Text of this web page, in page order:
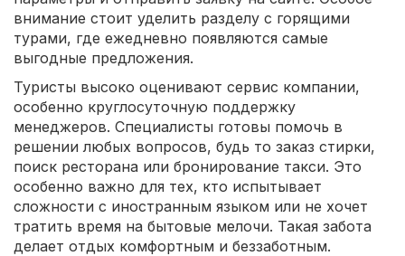
внимание стоит уделить разделу с горящими
турами, где ежедневно появляются самые
выгодные предложения.
Туристы высоко оценивают сервис компании,
особенно круглосуточную поддержку
менеджеров. Специалисты готовы помочь в
решении любых вопросов, будь то заказ стирки,
поиск ресторана или бронирование такси. Это
особенно важно для тех, кто испытывает
сложности с иностранным языком или не хочет
тратить время на бытовые мелочи. Такая забота
делает отдых комфортным и беззаботным.